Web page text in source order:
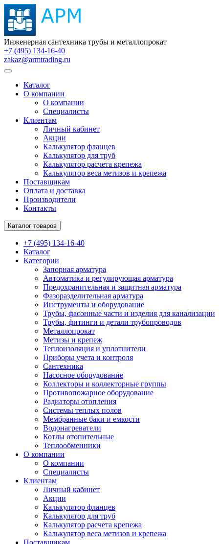
Инженерная сантехника трубы и металлопрокат
+7 (495) 134-16-40
zakaz@armtrading.ru
Каталог
О компании
О компании
Специалисты
Клиентам
Личный кабинет
Акции
Калькулятор фланцев
Калькулятор для труб
Калькулятор расчета крепежа
Калькулятор веса метизов и крепежа
Поставщикам
Оплата и доставка
Производители
Контакты
Каталог товаров
+7 (495) 134-16-40
Каталог
Категории
Запорная арматура
Автоматика и регулирующая арматура
Предохранительная и защитная арматура
Фазоразделительная арматура
Инструменты и оборудование
Трубы, фасонные части и изделия для канализации
Трубы, фитинги и детали трубопроводов
Металлопрокат
Метизы и крепеж
Теплоизоляция и уплотнители
Приборы учета и контроля
Сантехника
Насосное оборудование
Коллекторы и коллекторные группы
Противопожарное оборудование
Радиаторы отопления
Системы теплых полов
Мембранные баки и емкости
Водонагреватели
Котлы отопительные
Теплообменники
О компании
О компании
Специалисты
Клиентам
Личный кабинет
Акции
Калькулятор фланцев
Калькулятор для труб
Калькулятор расчета крепежа
Калькулятор веса метизов и крепежа
Поставщикам